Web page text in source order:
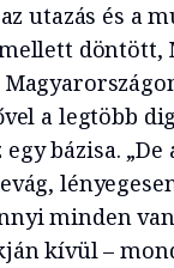
utazás és a
döntött,
a legtöbb
bázisa.
minden
kívül –